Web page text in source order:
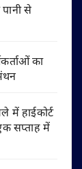
से
का
में हाईकोर्ट
सप्ताह में